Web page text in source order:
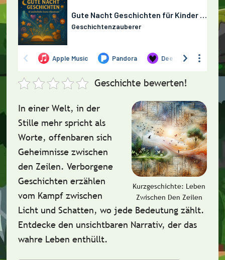
Geschichte bewerten!
Kurzgeschichte: Leben
Zwischen Den Zeilen
In einer Welt, in der
Stille mehr spricht als
Worte, offenbaren sich
Geheimnisse zwischen
den Zeilen. Verborgene
Geschichten erzählen
vom Kampf zwischen
Licht und Schatten, wo jede Bedeutung zählt.
Entdecke den unsichtbaren Narrativ, der das
wahre Leben enthüllt.